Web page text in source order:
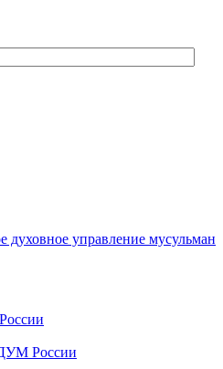
духовное управление мусульман
России